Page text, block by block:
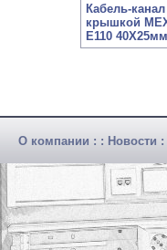
Кабель-
крышкой
E110
О компании : : Новости :